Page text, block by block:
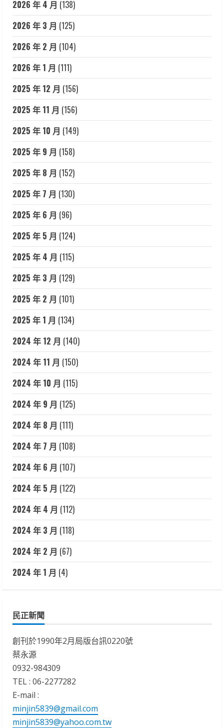
2026 年 4 月 (138)
2026 年 3 月 (125)
2026 年 2 月 (104)
2026 年 1 月 (111)
2025 年 12 月 (156)
2025 年 11 月 (156)
2025 年 10 月 (149)
2025 年 9 月 (158)
2025 年 8 月 (152)
2025 年 7 月 (130)
2025 年 6 月 (96)
2025 年 5 月 (124)
2025 年 4 月 (115)
2025 年 3 月 (129)
2025 年 2 月 (101)
2025 年 1 月 (134)
2024 年 12 月 (140)
2024 年 11 月 (150)
2024 年 10 月 (115)
2024 年 9 月 (125)
2024 年 8 月 (111)
2024 年 7 月 (108)
2024 年 6 月 (107)
2024 年 5 月 (122)
2024 年 4 月 (112)
2024 年 3 月 (118)
2024 年 2 月 (67)
2024 年 1 月 (4)
民正新聞
創刊於1990年2月局版台訊0220號
蔡永源
0932-984309
TEL : 06-2277282
E-mail :
minjin5839@gmail.com
minjin5839@yahoo.com.tw